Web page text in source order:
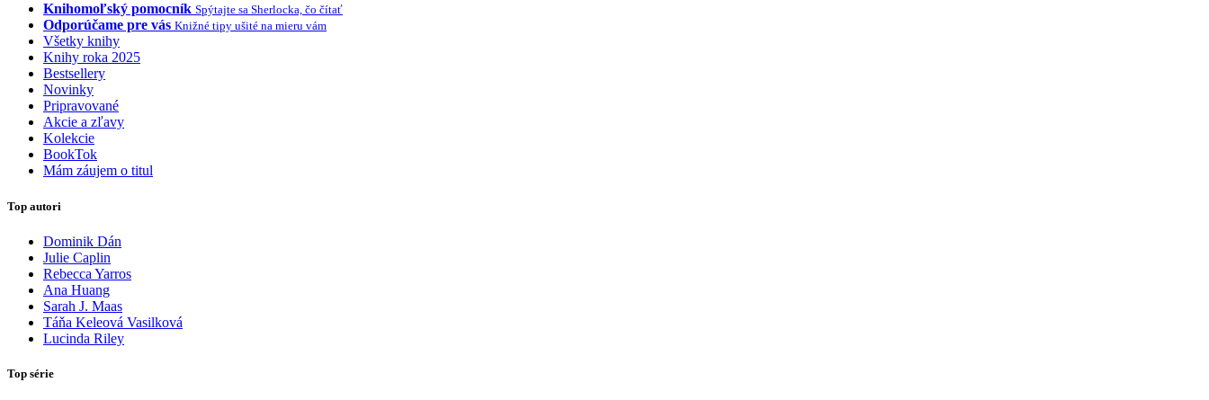
Knihomoľský pomocník Spýtajte sa Sherlocka, čo čítať
Odporúčame pre vás Knižné tipy ušité na mieru vám
Všetky knihy
Knihy roka 2025
Bestsellery
Novinky
Pripravované
Akcie a zľavy
Kolekcie
BookTok
Mám záujem o titul
Top autori
Dominik Dán
Julie Caplin
Rebecca Yarros
Ana Huang
Sarah J. Maas
Táňa Keleová Vasilková
Lucinda Riley
Top série